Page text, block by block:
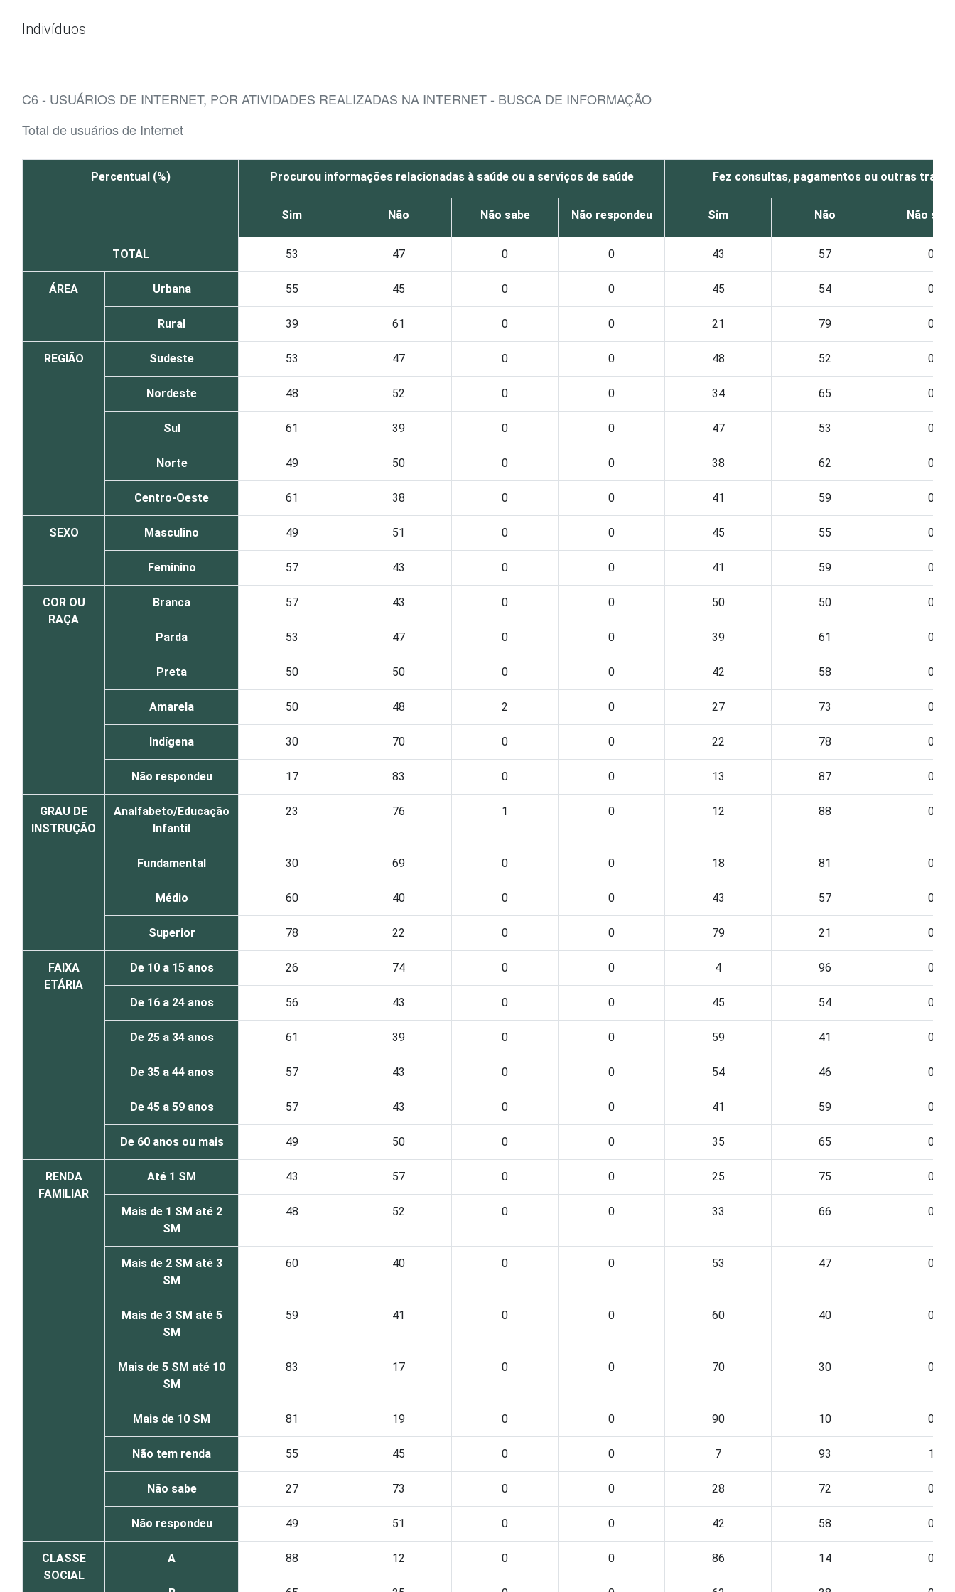
Indivíduos
C6 - USUÁRIOS DE INTERNET, POR ATIVIDADES REALIZADAS NA INTERNET - BUSCA DE INFORMAÇÃO
Total de usuários de Internet
Percentual (%) Procurou informações relacionadas à saúde ou a serviços de saúde Fez consultas, pagamentos ou outras
Sim Não Não sabe Não respondeu Sim Não Não
TOTAL 53 47 0 0 43 57 0
ÁREA Urbana 55 45 0 0 45 54 0
Rural 39 61 0 0 21 79 0
REGIÃO Sudeste 53 47 0 0 48 52 0
Nordeste 48 52 0 0 34 65 0
Sul 61 39 0 0 47 53 0
Norte 49 50 0 0 38 62 0
Centro-Oeste 61 38 0 0 41 59 0
SEXO Masculino 49 51 0 0 45 55 0
Feminino 57 43 0 0 41 59 0
COR OU
RAÇA
Branca 57 43 0 0 50 50 0
Parda 53 47 0 0 39 61 0
Preta 50 50 0 0 42 58 0
Amarela 50 48 2 0 27 73 0
Indígena 30 70 0 0 22 78 0
Não respondeu 17 83 0 0 13 87 0
GRAU DE
INSTRUÇÃO
Analfabeto/Educação
Infantil
23 76 1 0 12 88 0
Fundamental 30 69 0 0 18 81 0
Médio 60 40 0 0 43 57 0
Superior 78 22 0 0 79 21 0
FAIXA
ETÁRIA
De 10 a 15 anos 26 74 0 0 4 96 0
De 16 a 24 anos 56 43 0 0 45 54 0
De 25 a 34 anos 61 39 0 0 59 41 0
De 35 a 44 anos 57 43 0 0 54 46 0
De 45 a 59 anos 57 43 0 0 41 59 0
De 60 anos ou mais 49 50 0 0 35 65 0
RENDA
FAMILIAR
Até 1 SM 43 57 0 0 25 75 0
Mais de 1 SM até 2
SM
48 52 0 0 33 66 0
Mais de 2 SM até 3
SM
60 40 0 0 53 47 0
Mais de 3 SM até 5
SM
59 41 0 0 60 40 0
Mais de 5 SM até 10
SM
83 17 0 0 70 30 0
Mais de 10 SM 81 19 0 0 90 10 0
Não tem renda 55 45 0 0 7 93 1
Não sabe 27 73 0 0 28 72 0
Não respondeu 49 51 0 0 42 58 0
CLASSE
SOCIAL
A 88 12 0 0 86 14 0